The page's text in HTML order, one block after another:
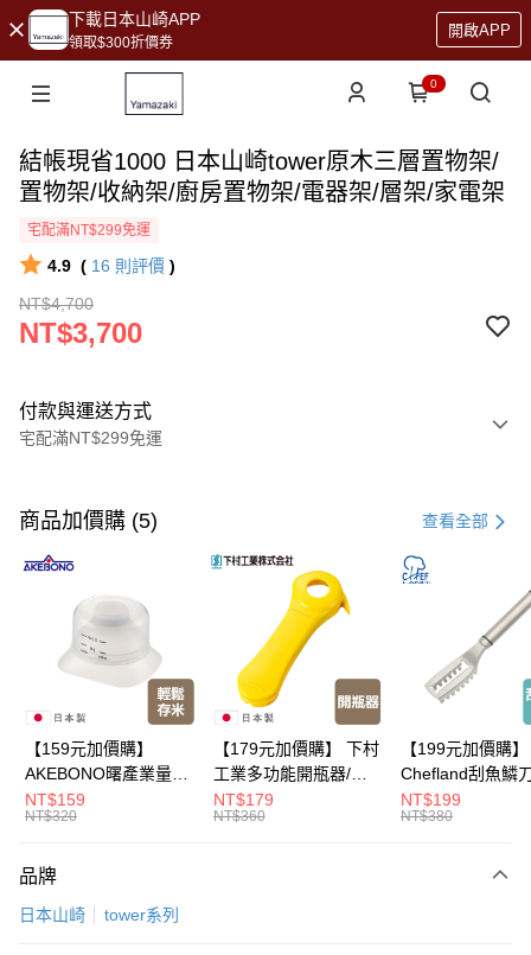
下載日本山崎APP
領取$300折價券
開啟APP
0
結帳現省1000 日本山崎tower原木三層置物架/
置物架/收納架/廚房置物架/電器架/層架/家電架
宅配滿NT$299免運
4.9 ( 16 則評價 )
NT$4,700
NT$3,700
付款與運送方式
宅配滿NT$299免運
信用卡一次付款
LINE Pay
Apple Pay
悠遊付
全盈+PAY
大哥付你分期
相關說明
2.付款方式選擇「大哥付你分期」，訂單成立後會自動跳轉到大哥付的交易
成交易。
運送方式
商品加價購 (5) 查看全部
【159元加價購】
AKEBONO曙產業量米
杯漏斗組(白)/量米杯/
米桶/量米用具/任二件8
NT$159
NT$320
【179元加價購】 下村
工業多功能開瓶器/開
瓶器/餐廚用品/料理道
具/任二件8折
NT$179
NT$360
【199元加價購】
Chefland刮魚鱗
魚鱗器/廚房用品/
道具/任二件8折
NT$199
NT$380
品牌
日本山崎 tower系列